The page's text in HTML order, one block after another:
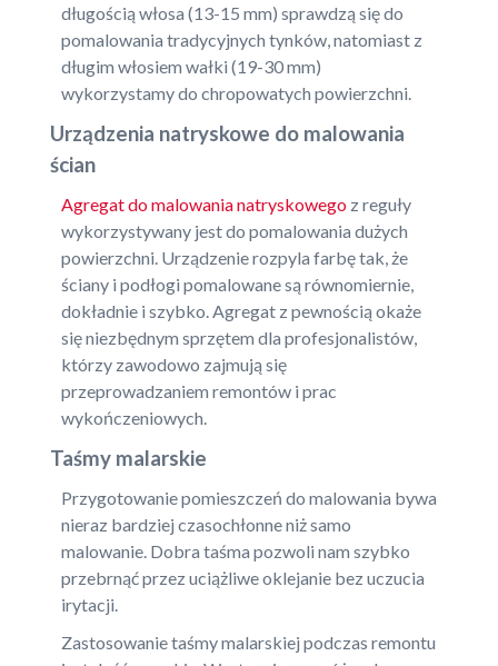
długością włosa (13-15 mm) sprawdzą się do
pomalowania tradycyjnych tynków, natomiast z
długim włosiem wałki (19-30 mm)
wykorzystamy do chropowatych powierzchni.
Urządzenia natryskowe do malowania
ścian
Agregat do malowania natryskowego z reguły
wykorzystywany jest do pomalowania dużych
powierzchni. Urządzenie rozpyla farbę tak, że
ściany i podłogi pomalowane są równomiernie,
dokładnie i szybko. Agregat z pewnością okaże
się niezbędnym sprzętem dla profesjonalistów,
którzy zawodowo zajmują się
przeprowadzaniem remontów i prac
wykończeniowych.
Taśmy malarskie
Przygotowanie pomieszczeń do malowania bywa
nieraz bardziej czasochłonne niż samo
malowanie. Dobra taśma pozwoli nam szybko
przebrnąć przez uciążliwe oklejanie bez uczucia
irytacji.
Zastosowanie taśmy malarskiej podczas remontu